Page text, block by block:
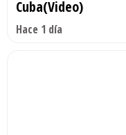
Cuba(Video)
Hace 1 día